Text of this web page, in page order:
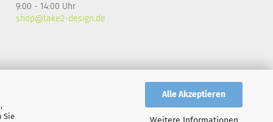
Sie
Alle Akzeptieren
9:00 - 14:00 Uhr
shop@take2-design.de